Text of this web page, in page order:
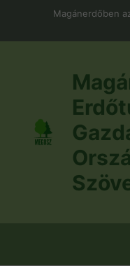
Magánerdőben